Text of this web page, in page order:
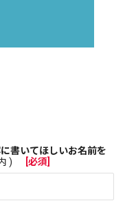
書いてほしいお名前を
)